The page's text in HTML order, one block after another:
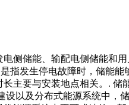
侧储能、输配电侧储能和
指发生停电故障时，储能
主要与安装地点相关。.
以及分布式能源系统中